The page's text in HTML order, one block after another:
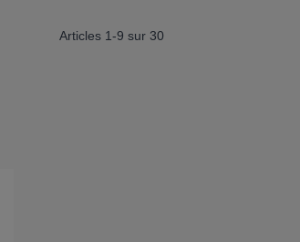
Articles 1-9 sur 30